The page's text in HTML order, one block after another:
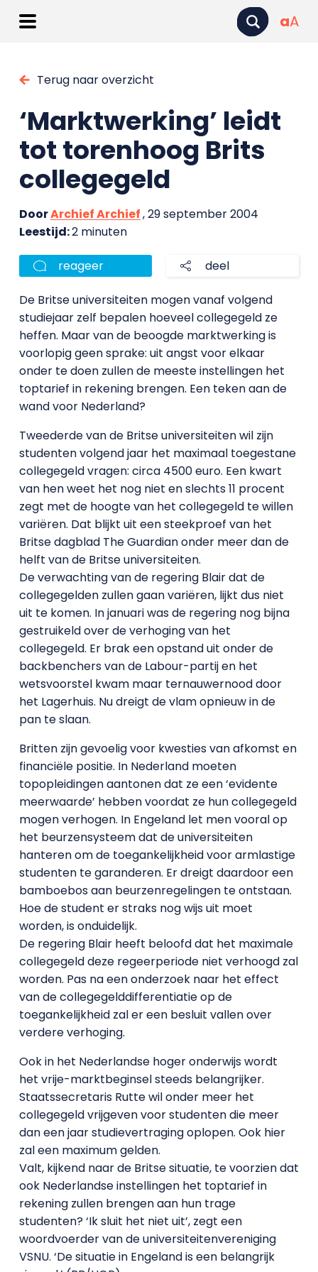
aA
Terug naar overzicht
‘Marktwerking’ leidt
tot torenhoog Brits
collegegeld
DoorArchief Archief, 29 september 2004
Leestijd:2 minuten
reageer deel
De Britse universiteiten mogen vanaf volgend
studiejaar zelf bepalen hoeveel collegegeld ze
heffen. Maar van de beoogde marktwerking is
voorlopig geen sprake: uit angst voor elkaar
onder te doen zullen de meeste instellingen het
toptarief in rekening brengen. Een teken aan de
wand voor Nederland?
Tweederde van de Britse universiteiten wil zijn
studenten volgend jaar het maximaal toegestane
collegegeld vragen: circa 4500 euro. Een kwart
van hen weet het nog niet en slechts 11 procent
zegt met de hoogte van het collegegeld te willen
variëren. Dat blijkt uit een steekproef van het
Britse dagblad The Guardian onder meer dan de
helft van de Britse universiteiten.
De verwachting van de regering Blair dat de
collegegelden zullen gaan variëren, lijkt dus niet
uit te komen. In januari was de regering nog bijna
gestruikeld over de verhoging van het
collegegeld. Er brak een opstand uit onder de
backbenchers van de Labour-partij en het
wetsvoorstel kwam maar ternauwernood door
het Lagerhuis. Nu dreigt de vlam opnieuw in de
pan te slaan.
Britten zijn gevoelig voor kwesties van afkomst en
financiële positie. In Nederland moeten
topopleidingen aantonen dat ze een ‘evidente
meerwaarde’ hebben voordat ze hun collegegeld
mogen verhogen. In Engeland let men vooral op
het beurzensysteem dat de universiteiten
hanteren om de toegankelijkheid voor armlastige
studenten te garanderen. Er dreigt daardoor een
bamboebos aan beurzenregelingen te ontstaan.
Hoe de student er straks nog wijs uit moet
worden, is onduidelijk.
De regering Blair heeft beloofd dat het maximale
collegegeld deze regeerperiode niet verhoogd zal
worden. Pas na een onderzoek naar het effect
van de collegegelddifferentiatie op de
toegankelijkheid zal er een besluit vallen over
verdere verhoging.
Ook in het Nederlandse hoger onderwijs wordt
het vrije-marktbeginsel steeds belangrijker.
Staatssecretaris Rutte wil onder meer het
collegegeld vrijgeven voor studenten die meer
dan een jaar studievertraging oplopen. Ook hier
zal een maximum gelden.
Valt, kijkend naar de Britse situatie, te voorzien dat
ook Nederlandse instellingen het toptarief in
rekening zullen brengen aan hun trage
studenten? ‘Ik sluit het niet uit’, zegt een
woordvoerder van de universiteitenvereniging
VSNU. ‘De situatie in Engeland is een belangrijk